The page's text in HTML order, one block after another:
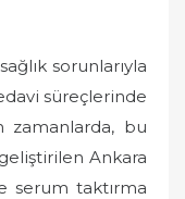
sorunlarıyla
süreçlerinde
zamanlarda, bu
Ankara
serum taktırma